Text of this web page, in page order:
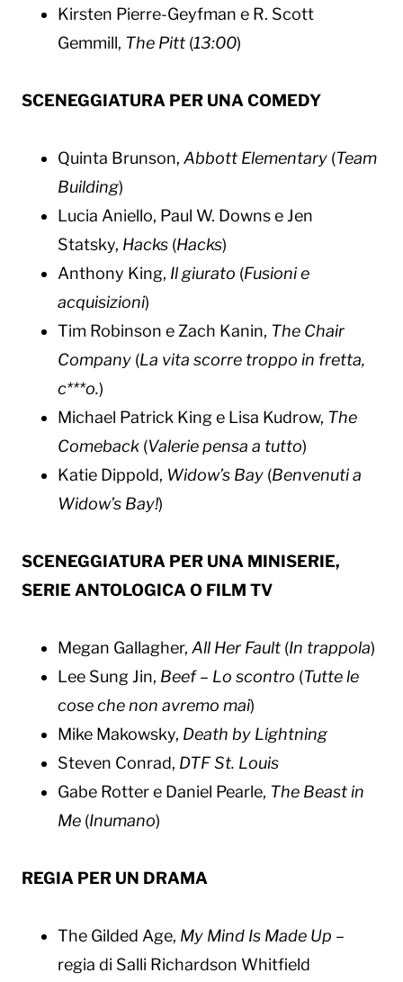
Kirsten Pierre-Geyfman e R. Scott
Gemmill, The Pitt (13:00)
SCENEGGIATURA PER UNA COMEDY
Quinta Brunson, Abbott Elementary (Team
Building)
Lucia Aniello, Paul W. Downs e Jen
Statsky, Hacks (Hacks)
Anthony King, Il giurato (Fusioni e
acquisizioni)
Tim Robinson e Zach Kanin, The Chair
Company (La vita scorre troppo in fretta,
c***o.⁩)
Michael Patrick King e Lisa Kudrow, The
Comeback (Valerie pensa a tutto)
Katie Dippold, Widow’s Bay (Benvenuti a
Widow’s Bay!)
SCENEGGIATURA PER UNA MINISERIE,
SERIE ANTOLOGICA O FILM TV
Megan Gallagher, All Her Fault (In trappola)
Lee Sung Jin, Beef – Lo scontro (Tutte le
cose che non avremo mai)
Mike Makowsky, Death by Lightning
Steven Conrad, DTF St. Louis
Gabe Rotter e Daniel Pearle, The Beast in
Me (Inumano)
REGIA PER UN DRAMA
The Gilded Age, My Mind Is Made Up –
regia di Salli Richardson Whitfield